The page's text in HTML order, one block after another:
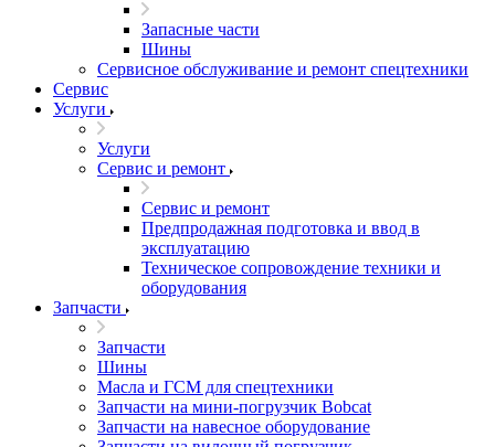
Запасные части
Шины
Сервисное обслуживание и ремонт спецтехники
Сервис
Услуги
Услуги
Сервис и ремонт
Сервис и ремонт
Предпродажная подготовка и ввод в
эксплуатацию
Техническое сопровождение техники и
оборудования
Запчасти
Запчасти
Шины
Масла и ГСМ для спецтехники
Запчасти на мини-погрузчик Bobcat
Запчасти на навесное оборудование